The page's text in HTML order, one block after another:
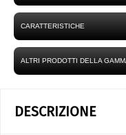
CARATTERISTICHE
ALTRI PRODOTTI DELLA
DESCRIZIONE